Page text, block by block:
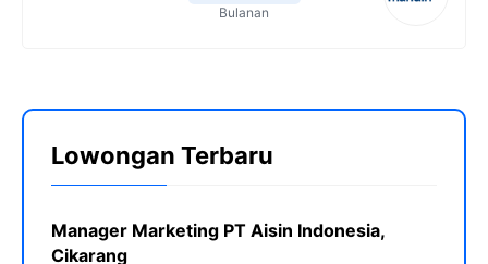
Bulanan
Lowongan Terbaru
Manager Marketing PT Aisin Indonesia,
Cikarang